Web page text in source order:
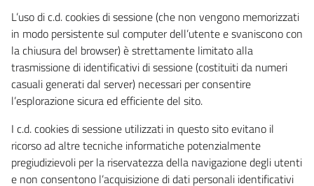
L’uso di c.d. cookies di sessione (che non vengono memorizzati
in modo persistente sul computer dell’utente e svaniscono con
la chiusura del browser) è strettamente limitato alla
trasmissione di identificativi di sessione (costituiti da numeri
casuali generati dal server) necessari per consentire
l’esplorazione sicura ed efficiente del sito.
I c.d. cookies di sessione utilizzati in questo sito evitano il
ricorso ad altre tecniche informatiche potenzialmente
pregiudizievoli per la riservatezza della navigazione degli utenti
e non consentono l’acquisizione di dati personali identificativi